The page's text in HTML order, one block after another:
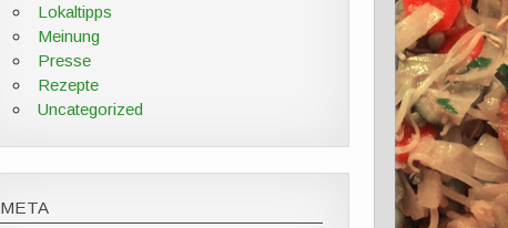
Lokaltipps
Meinung
Presse
Rezepte
Uncategorized
META